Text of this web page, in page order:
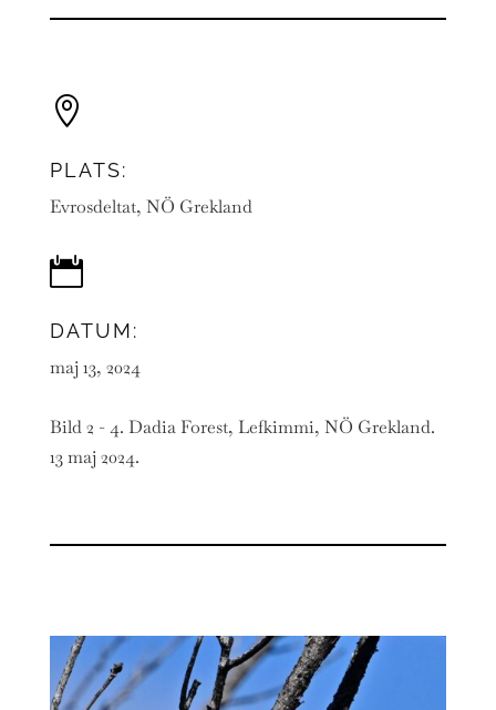

PLATS:
Evrosdeltat, NÖ Grekland

DATUM:
maj 13, 2024
Bild 2 - 4. Dadia Forest, Lefkimmi, NÖ Grekland.
13 maj 2024.